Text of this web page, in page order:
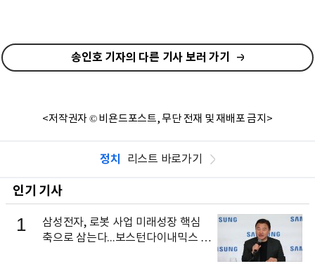
송인호 기자의 다른 기사 보러 가기
<저작권자 © 비욘드포스트, 무단 전재 및 재배포 금지>
정치 리스트 바로가기
인기 기사
1
삼성전자, 로봇 사업 미래성장 핵심
축으로 삼는다...보스턴다이내믹스 출